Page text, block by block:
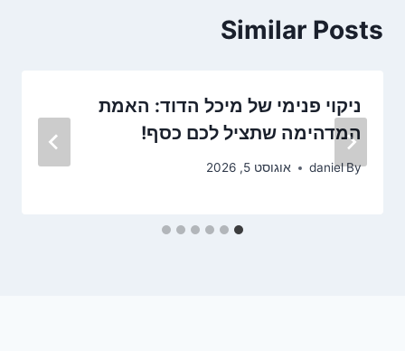
Similar Posts
ניקוי פנימי של מיכל הדוד: האמת
המדהימה שתציל לכם כסף!
By
daniel אוגוסט 5, 2026